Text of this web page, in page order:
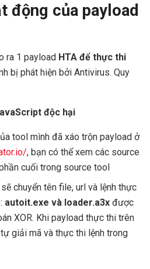
động của payload
ra 1 payload HTA để thực thi
bị phát hiện bởi Antivirus. Quy
độc hại
tool mình đã xáo trộn payload ở
, bạn có thể xem các source
cuối trong source tool
chuyển tên file, url và lệnh thực
autoit.exe và loader.a3x được
XOR. Khi payload thực thi trên
giải mã và thực thi lệnh trong